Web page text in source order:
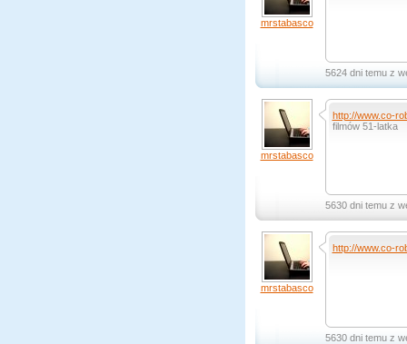
mrstabasco
5624 dni temu z
mrstabasco
http://www.co-
filmów 51-latka
5630 dni temu z
mrstabasco
http://www.co-
5630 dni temu z